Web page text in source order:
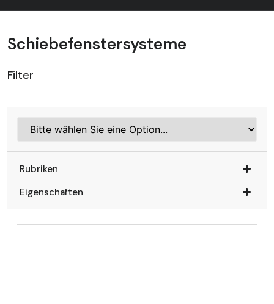
Schiebefenstersysteme
Filter
Rubriken
Eigenschaften